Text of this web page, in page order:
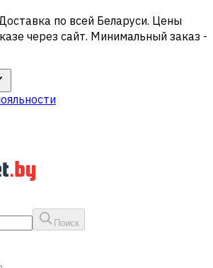
по всей Беларуси. Цены
через сайт. Минимальный заказ -
Поиск